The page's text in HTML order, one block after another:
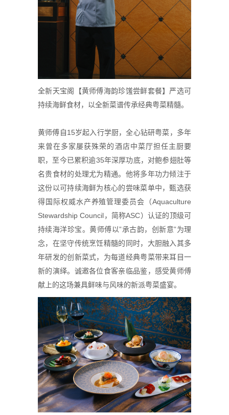
全新天宝阁【黄师傅海韵珍馐尝鲜套餐】严选可
持续海鲜食材，以全新菜谱传承经典粤菜精髓。
黄师傅自15岁起入行学厨，全心钻研粤菜，多年
来曾在多家屡获殊荣的酒店中菜厅担任主厨要
职，至今已累积逾35年深厚功底，对鲍参翅肚等
名贵食材的处理尤为精通。他将多年功力倾注于
这份以可持续海鲜为核心的尝味菜单中，甄选获
得国际权威水产养殖管理委员会（Aquaculture
Stewardship Council，简称ASC）认证的顶级可
持续海洋珍宝。黄师傅以”承古韵，创新意”为理
念，在坚守传统烹饪精髓的同时，大胆融入其多
年研发的创新菜式，为每道经典粤菜带来耳目一
新的演绎。诚邀各位食客亲临品鉴，感受黄师傅
献上的这场兼具鲜味与风味的新派粤菜盛宴。